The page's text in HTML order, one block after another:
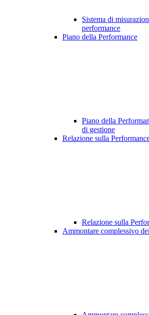
Sistema di
performance
Piano della Performance
Piano della
di gestione
Relazione sulla
Relazione sulla
Ammontare complessivo